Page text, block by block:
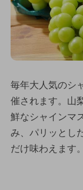
毎年大人気のシ
催されます。山
鮮なシャインマ
み、パリッとし
だけ味わえます。